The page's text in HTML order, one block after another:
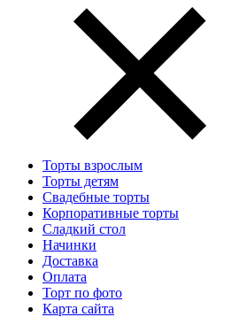
Торты взрослым
Торты детям
Свадебные торты
Корпоративные торты
Сладкий стол
Начинки
Доставка
Оплата
Торт по фото
Карта сайта